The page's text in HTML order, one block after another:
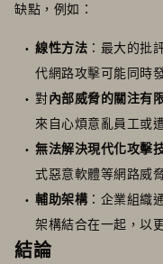
缺點，例如：
線性方法 ：最大的批
代網路攻擊可能同時
對內部威脅的關注有
來自心煩意亂員工或
無法解決現代化攻擊
式惡意軟體等網路威
輔助架構：企業組織
架構結合在一起，以
結論